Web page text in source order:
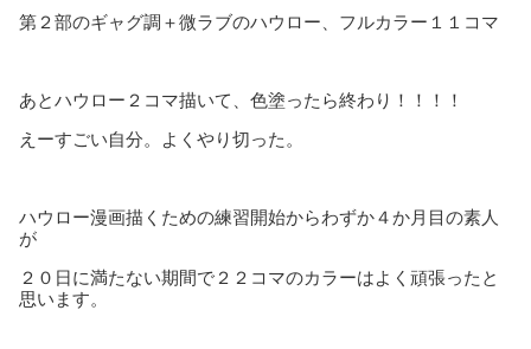
第２部のギャグ調＋微ラブのハウロー、フルカラー１１コマ
あとハウロー２コマ描いて、色塗ったら終わり！！！！
えーすごい自分。よくやり切った。
ハウロー漫画描くための練習開始からわずか４か月目の素人
が
２０日に満たない期間で２２コマのカラーはよく頑張ったと
思います。